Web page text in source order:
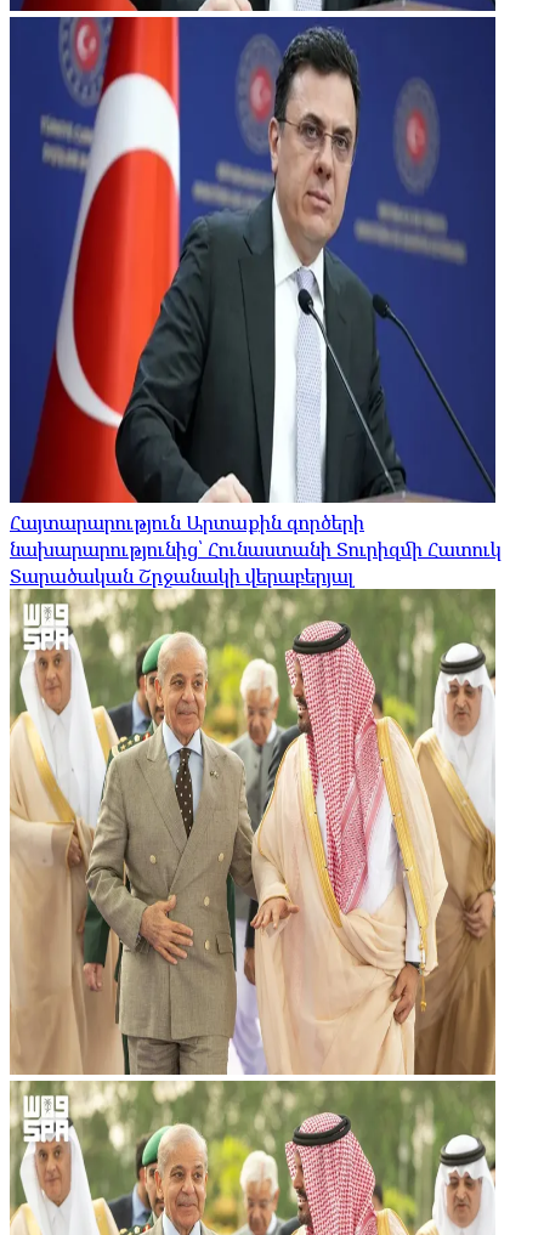
Հայտարարություն Արտաքին գործերի
նախարարությունից՝ Հունաստանի Տուրիզմի Հատուկ
Տարածական Շրջանակի վերաբերյալ